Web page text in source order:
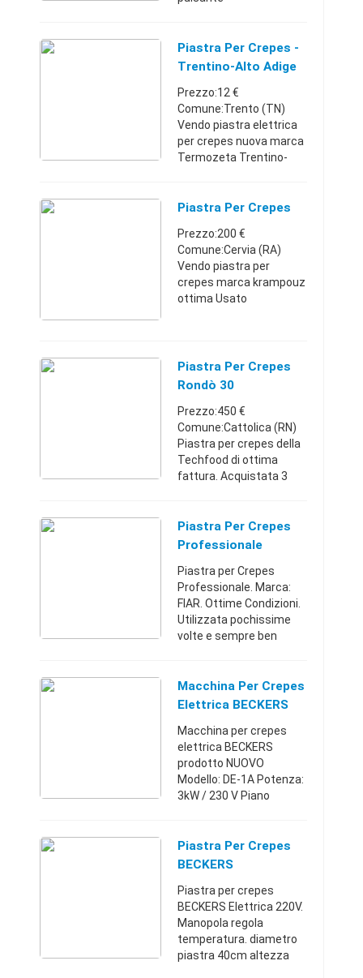
temperatura regolabile e
alimentazione 220v.
- profo ...
Piastra Per Crepes -
Trentino-Alto Adige
Prezzo:12 €
Comune:Trento (TN)
Vendo piastra elettrica
per crepes nuova marca
Termozeta Trentino-
Piastra Per Crepes
Prezzo:200 €
Comune:Cervia (RA)
Vendo piastra per
crepes marca krampouz
ottima Usato
0 €
Piastra Per Crepes
Rondò 30
Prezzo:450 €
Comune:Cattolica (RN)
Piastra per crepes della
Techfood di ottima
fattura. Acquistata 3
perfettamente
funzionante, vendo per
Piastra Per Crepes
Professionale
Piastra per Crepes
Professionale. Marca:
FIAR. Ottime Condizioni.
Utilizzata pochissime
volte e sempre ben
553250 €
Macchina Per Crepes
Elettrica BECKERS
Macchina per crepes
elettrica BECKERS
prodotto NUOVO
Modello: DE-1A Potenza:
3kW / 230 V Piano
acciaio inox Piastra
Teflonata Temperatura
Piastra Per Crepes
BECKERS
Piastra per crepes
BECKERS Elettrica 220V.
Manopola regola
temperatura. diametro
piastra 40cm altezza